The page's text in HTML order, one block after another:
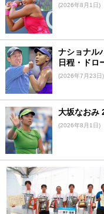
(2026年8月1日)
ナショナル
日程・ドロ
(2026年7月23日)
大坂なおみ
(2026年8月1日)